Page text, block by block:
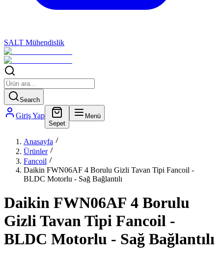
SALT Mühendislik
Search
Giriş Yap
Sepet
Menü
Anasayfa
Ürünler
Fancoil
Daikin FWN06AF 4 Borulu Gizli Tavan Tipi Fancoil -
BLDC Motorlu - Sağ Bağlantılı
Daikin FWN06AF 4 Borulu
Gizli Tavan Tipi Fancoil -
BLDC Motorlu - Sağ Bağlantılı